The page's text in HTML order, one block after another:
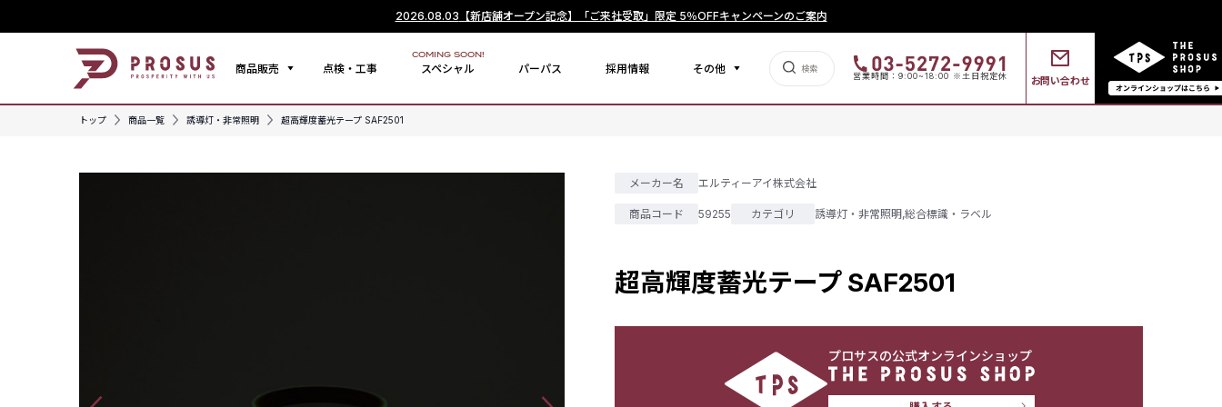
2026.08.03 【新店舗オープン記念】「ご来社受取」限定 5％OFFキャンペーンのご案内
商品販売 点検・工事 スペシャル
COMING SOON!
パーパス 採用情報 その他
営業時間：9:00~18:00 ※土日祝定休 お問い合わせ
トップ 商品一覧 誘導灯・非常照明 超高輝度蓄光テープ SAF2501
メーカー名 エルティーアイ株式会社
商品コード 59255 カテゴリ 誘導灯・非常照明 ,総合標識・ラベル
超高輝度蓄光テープ SAF2501
プロサスの公式オンラインショップ